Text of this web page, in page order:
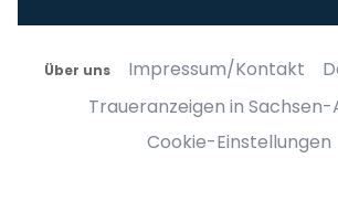
Über uns Impressum/Kontakt
Traueranzeigen in
Cookie-Einstellungen